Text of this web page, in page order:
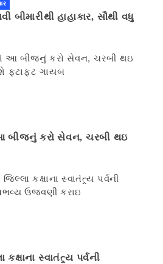
બીમારીથી હાહાકાર, સૌથી વધુ
બીજનું કરો સેવન, ચરબી થઇ
સ્વાતંત્ર્ય પર્વની